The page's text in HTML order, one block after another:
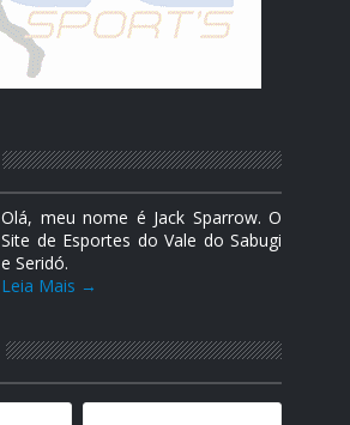
Olá, meu nome é Jack Sparrow. O
Site de Esportes do Vale do Sabugi
e Seridó.
Leia Mais →